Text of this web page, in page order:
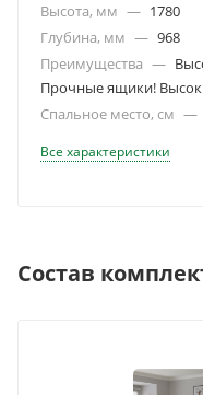
Высота, мм — 1780
Глубина, мм — 968
Преимущества —
Прочные ящики!
Спальное место, см —
Все характеристики
Состав